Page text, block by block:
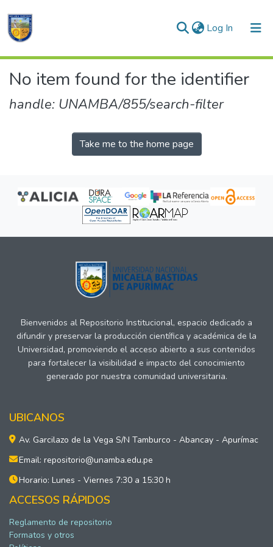
Log In (current)
Communities & Collections
No item found for the identifier
handle: UNAMBA/855/search-filter
Take me to the home page
Bienvenidos al Repositorio Institucional, espacio dedicado a
difundir y preservar la producción científica y académica de la
Universidad, promoviendo el acceso abierto a sus contenidos
para fortalecer la visibilidad e impacto del conocimiento
generado por nuestra comunidad universitaria.
UBICANOS
Av. Garcilazo de la Vega S/N Tamburco - Abancay - Apurímac
Email: repositorio@unamba.edu.pe
Horario: Lunes - Viernes 7:30 a 15:30 h
ACCESOS RÁPIDOS
Reglamento de repositorio
Formatos y otros